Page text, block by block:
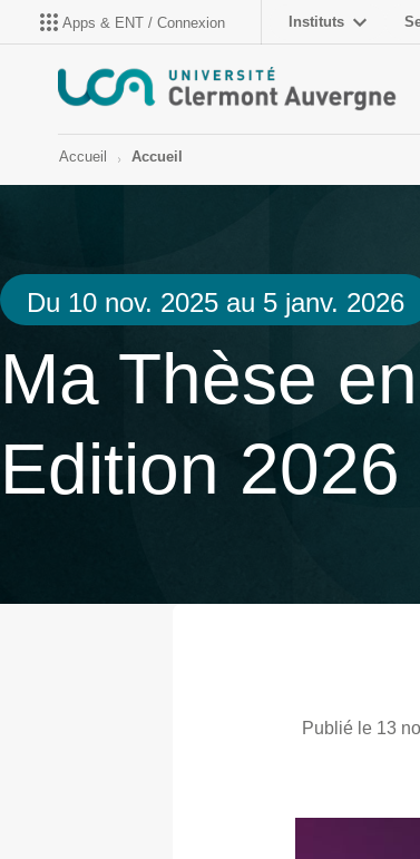
Apps & ENT / Connexion Instituts
Accueil Accueil
Du 10 nov. 2025 au 5 janv. 2026
Ma Thèse
Edition 2026
Publié le 13